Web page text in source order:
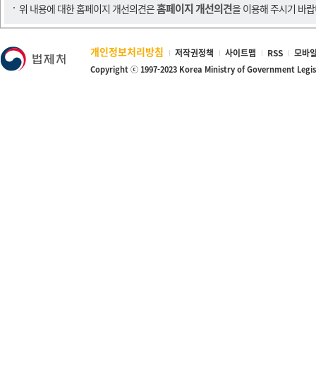
위 내용에 대한 홈페이지 개선의견은홈페이지 개선의견을 이용해 주시기 바
개인정보처리방침 저작권정책 사이트맵 RSS 모바
Copyright ⓒ 1997-2023 Korea Ministry of Government